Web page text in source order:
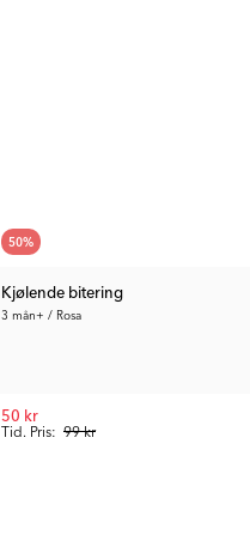
50%
Kjølende bitering
3 mån+ / Rosa
Tid. Pris: 99 kr
50 kr